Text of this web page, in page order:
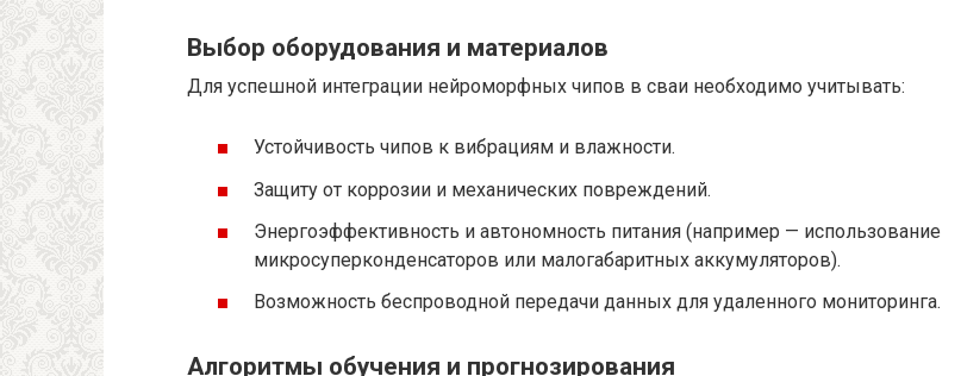
Выбор оборудования и материалов
Для успешной интеграции нейроморфных чипов в сваи необходимо учитывать:
Устойчивость чипов к вибрациям и влажности.
Защиту от коррозии и механических повреждений.
Энергоэффективность и автономность питания (например — использование
микросуперконденсаторов или малогабаритных аккумуляторов).
Возможность беспроводной передачи данных для удаленного мониторинга.
Алгоритмы обучения и прогнозирования